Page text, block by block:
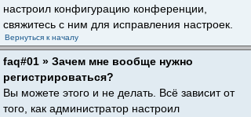
настроил конфигурацию конференции,
свяжитесь с ним для исправления настроек.
Вернуться к началу
faq#01 » Зачем мне вообще нужно
регистрироваться?
Вы можете этого и не делать. Всё зависит от
того, как администратор настроил